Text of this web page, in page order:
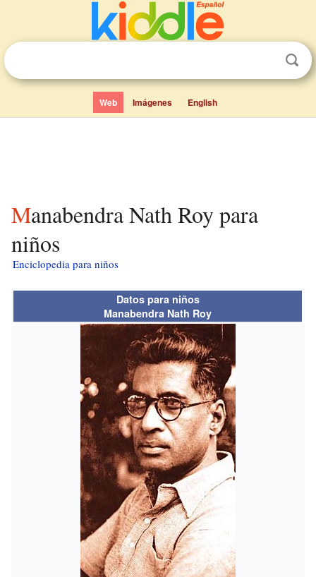
Web Imágenes English
Manabendra Nath Roy para
niños
Enciclopedia para niños
Datos para niños
Manabendra Nath Roy